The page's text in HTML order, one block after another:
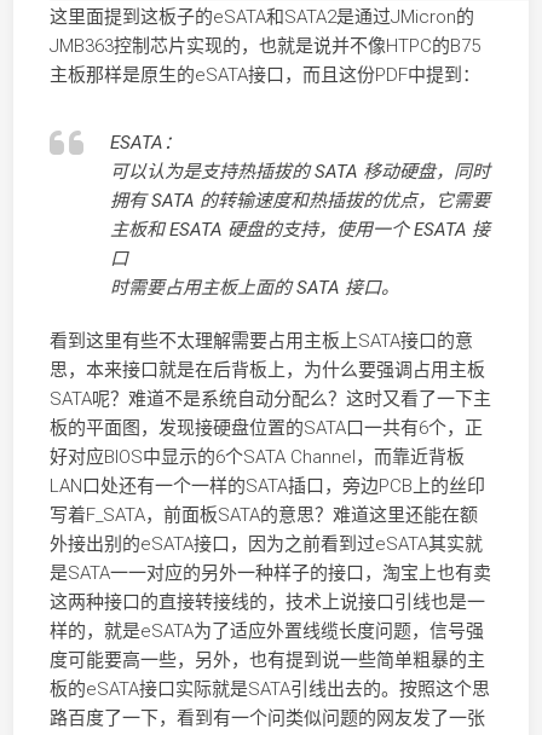
这里面提到这板子的eSATA和SATA2是通过JMicron的
JMB363控制芯片实现的，也就是说并不像HTPC的B75
主板那样是原生的eSATA接口，而且这份PDF中提到：
ESATA：
可以认为是支持热插拔的 SATA 移动硬盘，同时
拥有 SATA 的转输速度和热插拔的优点，它需要
主板和 ESATA 硬盘的支持，使用一个 ESATA 接
口
时需要占用主板上面的 SATA 接口。
看到这里有些不太理解需要占用主板上SATA接口的意
思，本来接口就是在后背板上，为什么要强调占用主板
SATA呢？难道不是系统自动分配么？这时又看了一下主
板的平面图，发现接硬盘位置的SATA口一共有6个，正
好对应BIOS中显示的6个SATA Channel，而靠近背板
LAN口处还有一个一样的SATA插口，旁边PCB上的丝印
写着F_SATA，前面板SATA的意思？难道这里还能在额
外接出别的eSATA接口，因为之前看到过eSATA其实就
是SATA一一对应的另外一种样子的接口，淘宝上也有卖
这两种接口的直接转接线的，技术上说接口引线也是一
样的，就是eSATA为了适应外置线缆长度问题，信号强
度可能要高一些，另外，也有提到说一些简单粗暴的主
板的eSATA接口实际就是SATA引线出去的。按照这个思
路百度了一下，看到有一个问类似问题的网友发了一张